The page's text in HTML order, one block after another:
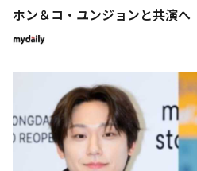
ホン＆コ・ユンジョンと共演へ